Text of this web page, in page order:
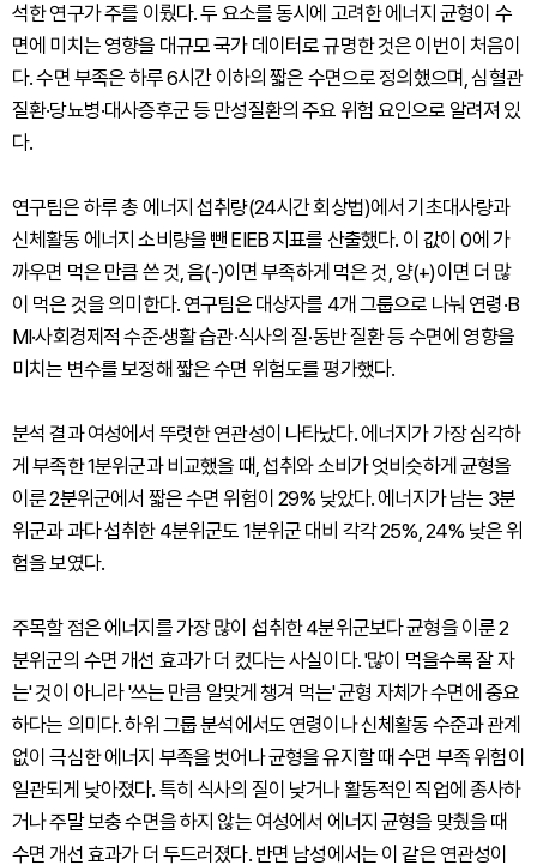
석한 연구가 주를 이뤘다. 두 요소를 동시에 고려한 에너지 균형이 수
면에 미치는 영향을 대규모 국가 데이터로 규명한 것은 이번이 처음이
다. 수면 부족은 하루 6시간 이하의 짧은 수면으로 정의했으며, 심혈관
질환·당뇨병·대사증후군 등 만성질환의 주요 위험 요인으로 알려져 있
다.
연구팀은 하루 총 에너지 섭취량(24시간 회상법)에서 기초대사량과
신체활동 에너지 소비량을 뺀 EIEB 지표를 산출했다. 이 값이 0에 가
까우면 먹은 만큼 쓴 것, 음(-)이면 부족하게 먹은 것, 양(+)이면 더 많
이 먹은 것을 의미한다. 연구팀은 대상자를 4개 그룹으로 나눠 연령·B
MI·사회경제적 수준·생활 습관·식사의 질·동반 질환 등 수면에 영향을
미치는 변수를 보정해 짧은 수면 위험도를 평가했다.
분석 결과 여성에서 뚜렷한 연관성이 나타났다. 에너지가 가장 심각하
게 부족한 1분위군과 비교했을 때, 섭취와 소비가 엇비슷하게 균형을
이룬 2분위군에서 짧은 수면 위험이 29% 낮았다. 에너지가 남는 3분
위군과 과다 섭취한 4분위군도 1분위군 대비 각각 25%, 24% 낮은 위
험을 보였다.
주목할 점은 에너지를 가장 많이 섭취한 4분위군보다 균형을 이룬 2
분위군의 수면 개선 효과가 더 컸다는 사실이다. '많이 먹을수록 잘 자
는' 것이 아니라 '쓰는 만큼 알맞게 챙겨 먹는' 균형 자체가 수면에 중요
하다는 의미다. 하위 그룹 분석에서도 연령이나 신체활동 수준과 관계
없이 극심한 에너지 부족을 벗어나 균형을 유지할 때 수면 부족 위험이
일관되게 낮아졌다. 특히 식사의 질이 낮거나 활동적인 직업에 종사하
거나 주말 보충 수면을 하지 않는 여성에서 에너지 균형을 맞췄을 때
수면 개선 효과가 더 두드러졌다. 반면 남성에서는 이 같은 연관성이